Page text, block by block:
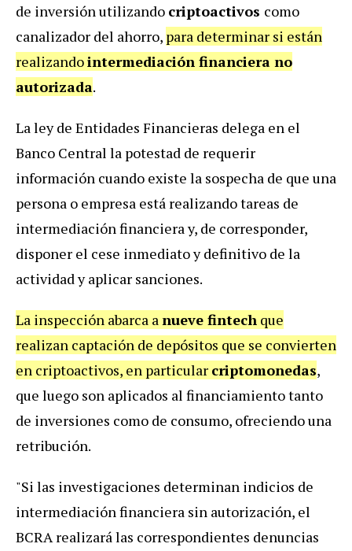
de inversión utilizando criptoactivos como
canalizador del ahorro, para determinar si están
realizandointermediación financiera no
autorizada.
La ley de Entidades Financieras delega en el
Banco Central la potestad de requerir
información cuando existe la sospecha de que una
persona o empresa está realizando tareas de
intermediación financiera y, de corresponder,
disponer el cese inmediato y definitivo de la
actividad y aplicar sanciones.
La inspección abarca anueve fintech que
realizan captación de depósitos que se convierten
en criptoactivos, en particular criptomonedas,
que luego son aplicados al financiamiento tanto
de inversiones como de consumo, ofreciendo una
retribución.
"Si las investigaciones determinan indicios de
intermediación financiera sin autorización, el
BCRA realizará las correspondientes denuncias